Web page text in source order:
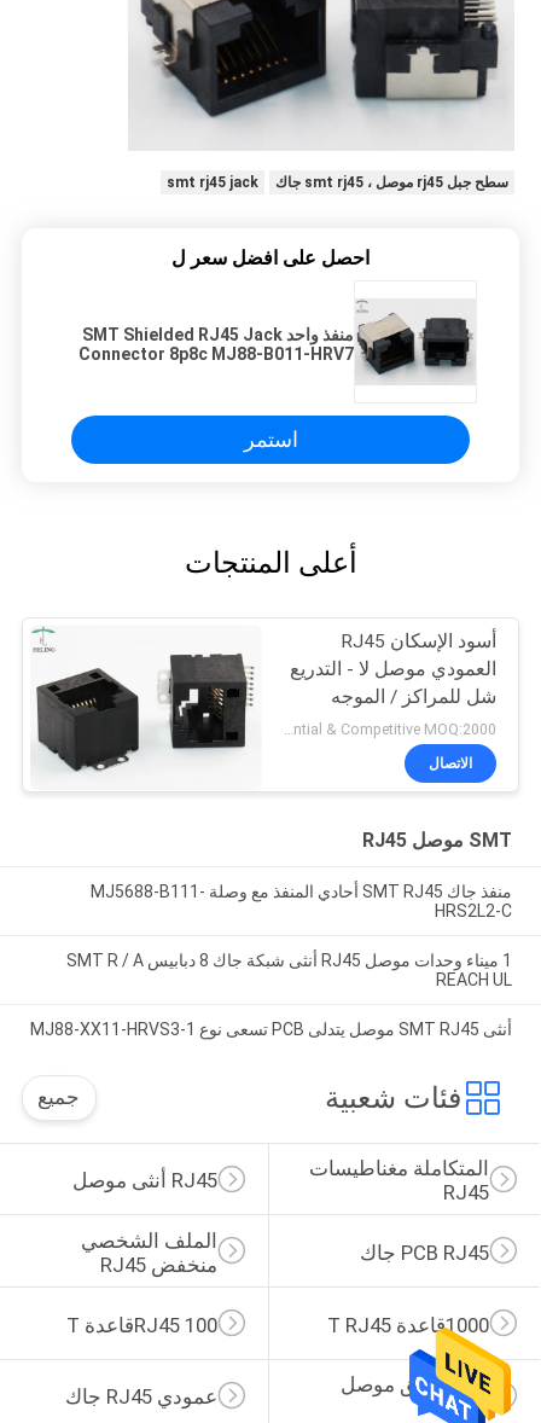
سطح جبل rj45 موصل ، smt rj45 جاك smt rj45 jack
احصل على افضل سعر ل
منفذ واحد SMT Shielded RJ45 Jack
Connector 8p8c MJ88-B011-HRV7
استمر
أعلى المنتجات
أسود الإسكان RJ45
العمودي موصل لا - التدريع
شل للمراكز / الموجه
Preferential & Competitive MOQ:2000
الاتصال
SMT موصل RJ45
منفذ جاك SMT RJ45 أحادي المنفذ مع وصلة MJ5688-B111-
HRS2L2-C
1 ميناء وحدات موصل RJ45 أنثى شبكة جاك 8 دبابيس SMT R / A
REACH UL
أنثى SMT RJ45 موصل يتدلى PCB تسعى نوع MJ88-XX11-HRVS3-1
فئات شعبية جميع
RJ45 أنثى موصل
المتكاملة مغناطيسات
RJ45
الملف الشخصي
منخفض RJ45
PCB RJ45 جاك
RJ45 100قاعدة T 1000قاعدة T RJ45
عمودي RJ45 جاك
زاوية الحق موصل
RJ45